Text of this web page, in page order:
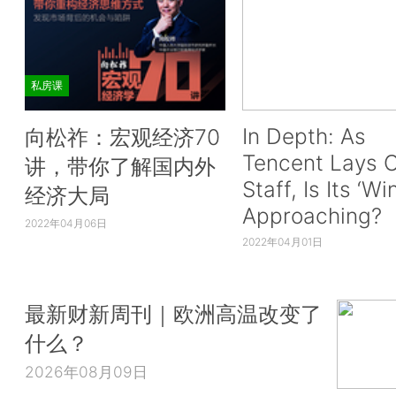
私房课
向松祚：宏观经济70
讲，带你了解国内外
经济大局
2022年04月06日
In Depth: As
Tencent Lays
Staff, Is Its
Approaching?
2022年04月01日
最新财新周刊｜欧洲高温改变了
什么？
2026年08月09日